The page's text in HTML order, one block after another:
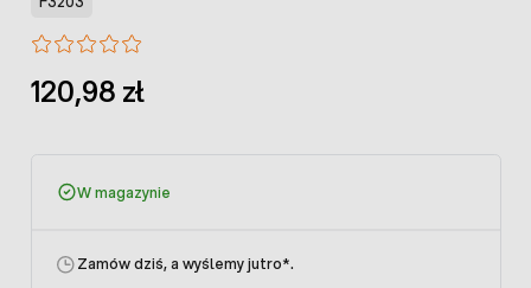
120,98 zł
W magazynie
Zamów dziś, a wyślemy jutro*.